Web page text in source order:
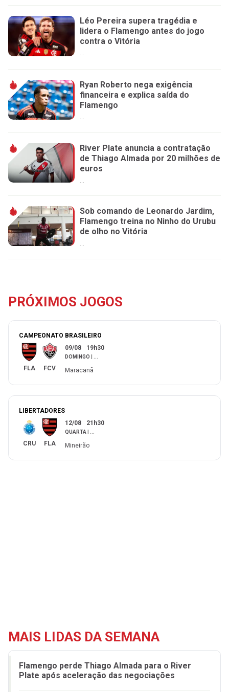
Léo Pereira supera tragédia e
lidera o Flamengo antes do jogo
contra o Vitória
...
Ryan Roberto nega exigência
financeira e explica saída do
Flamengo
...
River Plate anuncia a contratação
de Thiago Almada por 20 milhões de
euros
...
Sob comando de Leonardo Jardim,
Flamengo treina no Ninho do Urubu
de olho no Vitória
...
PRÓXIMOS JOGOS
CAMPEONATO BRASILEIRO
FLA FCV
09/08 19h30
DOMINGO
Maracanã
LIBERTADORES
CRU FLA
12/08 21h30
QUARTA
Mineirão
MAIS LIDAS DA SEMANA
Flamengo perde Thiago Almada para o River
Plate após aceleração das negociações